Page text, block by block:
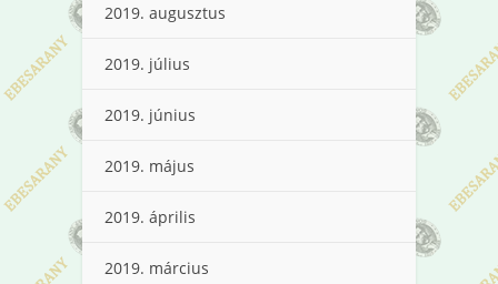
2019. augusztus
2019. július
2019. június
2019. május
2019. április
2019. március